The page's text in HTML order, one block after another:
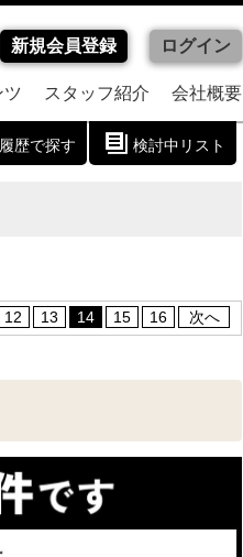
新規会員登録 ログイン
ツ スタッフ紹介 会社概要
歴で探す 検討中リスト
12 13 14 15 16 次へ